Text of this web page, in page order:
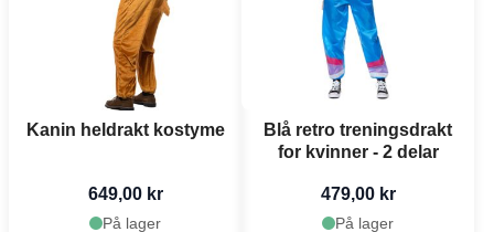
Kanin heldrakt kostyme
649,00 kr
På lager
Blå retro treningsdrakt
for kvinner - 2 delar
479,00 kr
På lager